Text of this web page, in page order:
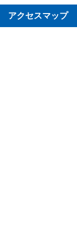
アクセスマップ